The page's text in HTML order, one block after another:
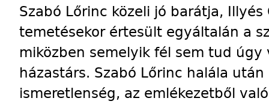
Szabó Lőrinc közeli jó barátja,
temetésekor értesült egyáltalán a
miközben semelyik fél sem tud
házastárs. Szabó Lőrinc halála
ismeretlenség, az emlékezetből